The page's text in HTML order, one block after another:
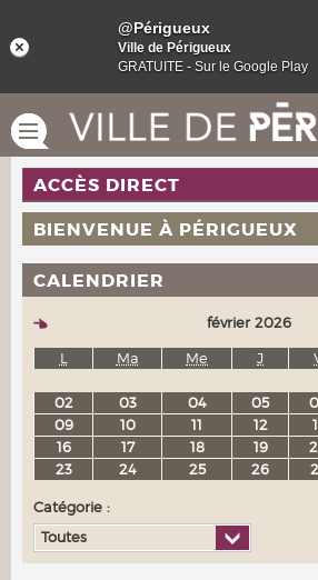
ACCÈS DIRECT
BIENVENUE À PÉRIGUEUX
CALENDRIER
février 2026
L
Ma Me J
02
03 04 05
09
10 11 12
16
17 18 19
23
24 25 26
Catégorie :
Toutes
@Périgueux
Ville de Périgueux
GRATUITE - Sur le Google Play